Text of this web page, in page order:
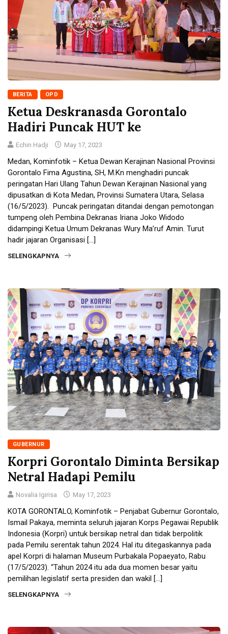
BERITA OPD
Ketua Deskranasda Gorontalo
Hadiri Puncak HUT ke
Echin Hadji May 17, 2023
Medan, Kominfotik – Ketua Dewan Kerajinan Nasional Provinsi
Gorontalo Fima Agustina, SH, M.Kn menghadiri puncak
peringatan Hari Ulang Tahun Dewan Kerajinan Nasional yang
dipusatkan di Kota Medan, Provinsi Sumatera Utara, Selasa
(16/5/2023). Puncak peringatan ditandai dengan pemotongan
tumpeng oleh Pembina Dekranas Iriana Joko Widodo
didampingi Ketua Umum Dekranas Wury Ma’ruf Amin. Turut
hadir jajaran Organisasi […]
SELENGKAPNYA
GUBERNUR
Korpri Gorontalo Diminta Bersikap
Netral Hadapi Pemilu
Novalia Igirisa May 17, 2023
KOTA GORONTALO, Kominfotik – Penjabat Gubernur Gorontalo,
Ismail Pakaya, meminta seluruh jajaran Korps Pegawai Republik
Indonesia (Korpri) untuk bersikap netral dan tidak berpolitik
pada Pemilu serentak tahun 2024. Hal itu ditegaskannya pada
apel Korpri di halaman Museum Purbakala Popaeyato, Rabu
(17/5/2023). “Tahun 2024 itu ada dua momen besar yaitu
pemilihan legislatif serta presiden dan wakil […]
SELENGKAPNYA